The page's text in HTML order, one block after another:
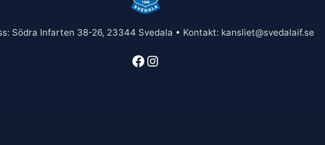
Södra Infarten 38-26, 23344 Svedala • Kontakt: kansliet@svedalaif.se
Facebook
Instagram